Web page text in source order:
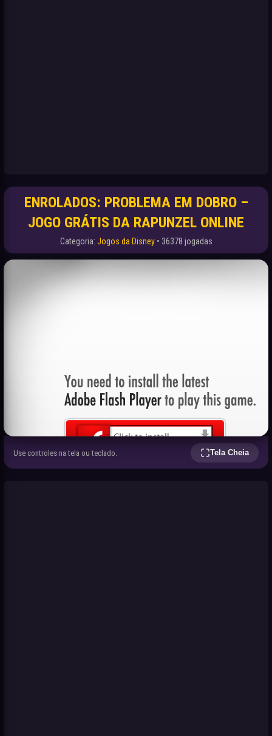
ENROLADOS: PROBLEMA EM DOBRO –
JOGO GRÁTIS DA RAPUNZEL ONLINE
Categoria: Jogos da Disney• 36378 jogadas
Use controles na tela ou teclado. Tela Cheia